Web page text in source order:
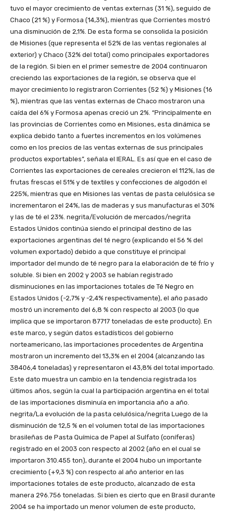
tuvo el mayor crecimiento de ventas externas (31 %), seguido de
Chaco (21 %) y Formosa (14,3%), mientras que Corrientes mostró
una disminución de 2,1%. De esta forma se consolida la posición
de Misiones (que representa el 52% de las ventas regionales al
exterior) y Chaco (32% del total) como principales exportadores
de la región. Si bien en el primer semestre de 2004 continuaron
creciendo las exportaciones de la región, se observa que el
mayor crecimiento lo registraron Corrientes (52 %) y Misiones (16
%), mientras que las ventas externas de Chaco mostraron una
caída del 6% y Formosa apenas creció un 2%. “Principalmente en
las provincias de Corrientes como en Misiones, esta dinámica se
explica debido tanto a fuertes incrementos en los volúmenes
como en los precios de las ventas externas de sus principales
productos exportables”, señala el IERAL. Es así que en el caso de
Corrientes las exportaciones de cereales crecieron el 112%, las de
frutas frescas el 51% y de textiles y confecciones de algodón el
225%, mientras que en Misiones las ventas de pasta celulósica se
incrementaron el 24%, las de maderas y sus manufacturas el 30%
y las de té el 23%. negrita/Evolución de mercados/negrita
Estados Unidos continúa siendo el principal destino de las
exportaciones argentinas del té negro (explicando el 56 % del
volumen exportado) debido a que constituye el principal
importador del mundo de té negro para la elaboración de té frío y
soluble. Si bien en 2002 y 2003 se habían registrado
disminuciones en las importaciones totales de Té Negro en
Estados Unidos (-2,7% y -2,4% respectivamente), el año pasado
mostró un incremento del 6,8 % con respecto al 2003 (lo que
implica que se importaron 87717 toneladas de este producto). En
este marco, y según datos estadísticos del gobierno
norteamericano, las importaciones procedentes de Argentina
mostraron un incremento del 13,3% en el 2004 (alcanzando las
38406,4 toneladas) y representaron el 43,8% del total importado.
Este dato muestra un cambio en la tendencia registrada los
últimos años, según la cual la participación argentina en el total
de las importaciones disminuía en importancia año a año.
negrita/La evolución de la pasta celulósica/negrita Luego de la
disminución de 12,5 % en el volumen total de las importaciones
brasileñas de Pasta Química de Papel al Sulfato (coníferas)
registrado en el 2003 con respecto al 2002 (año en el cual se
importaron 310.455 ton), durante el 2004 hubo un importante
crecimiento (+9,3 %) con respecto al año anterior en las
importaciones totales de este producto, alcanzado de esta
manera 296.756 toneladas. Si bien es cierto que en Brasil durante
2004 se ha importado un menor volumen de este producto,